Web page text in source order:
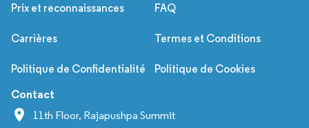
Prix et reconnaissances FAQ
Carrières Termes et Conditions
Politique de Confidentialité Politique de Cookies
Contact
11th Floor, Rajapushpa Summit